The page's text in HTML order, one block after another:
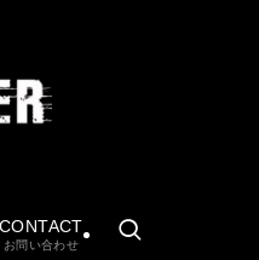
CONTACT
お問い合わせ